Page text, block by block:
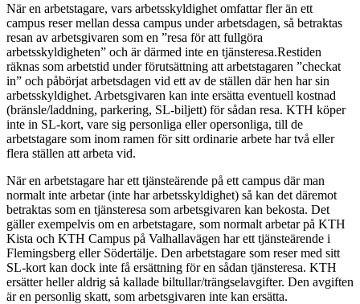
När en arbetstagare, vars arbetsskyldighet omfattar fler än ett
campus reser mellan dessa campus under arbetsdagen, så betraktas
resan av arbetsgivaren som en ”resa för att fullgöra
arbetsskyldigheten” och är därmed inte en tjänsteresa.Restiden
räknas som arbetstid under förutsättning att arbetstagaren ”checkat
in” och påbörjat arbetsdagen vid ett av de ställen där hen har sin
arbetsskyldighet. Arbetsgivaren kan inte ersätta eventuell kostnad
(bränsle/laddning, parkering, SL-biljett) för sådan resa. KTH köper
inte in SL-kort, vare sig personliga eller opersonliga, till de
arbetstagare som inom ramen för sitt ordinarie arbete har två eller
flera ställen att arbeta vid.
När en arbetstagare har ett tjänsteärende på ett campus där man
normalt inte arbetar (inte har arbetsskyldighet) så kan det däremot
betraktas som en tjänsteresa som arbetsgivaren kan bekosta. Det
gäller exempelvis om en arbetstagare, som normalt arbetar på KTH
Kista och KTH Campus på Valhallavägen har ett tjänsteärende i
Flemingsberg eller Södertälje. Den arbetstagare som reser med sitt
SL-kort kan dock inte få ersättning för en sådan tjänsteresa. KTH
ersätter heller aldrig så kallade biltullar/trängselavgifter. Den avgiften
är en personlig skatt, som arbetsgivaren inte kan ersätta.